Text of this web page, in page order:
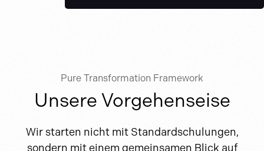
Pure Transformation Framework
Unsere Vorgehenseise
Wir starten nicht mit Standardschulungen,
sondern mit einem gemeinsamen Blick auf